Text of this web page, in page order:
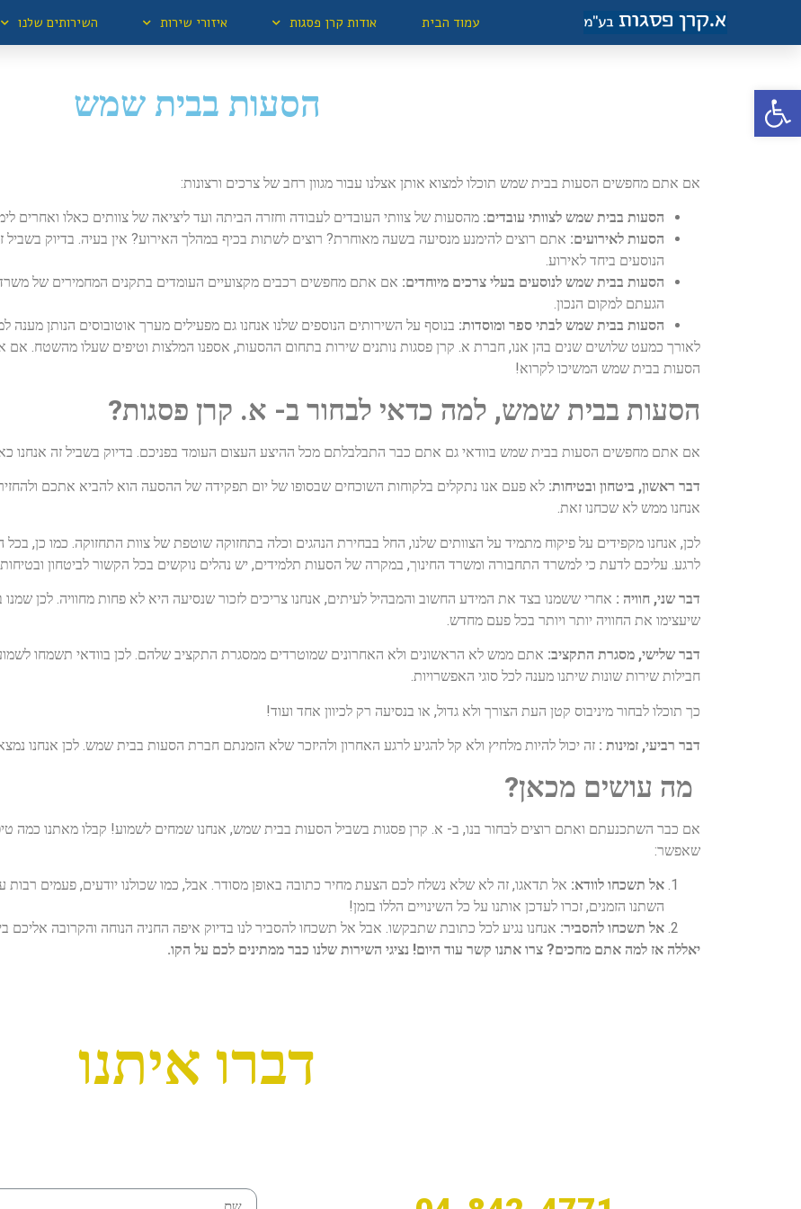
פתח סרגל נגישות
עמוד הבית אודות קרן פסגות איזורי שירות השירותים שלנו
הסעות בבית שמש
אם אתם מחפשים הסעות בבית שמש תוכלו למצוא אותן אצלנו עבור מגוון רחב של צרכים ורצונות:
הסעות בבית שמש לצוותי עובדים: מהסעות של צוותי העובדים לעבודה וחזרה הביתה ועד ליציאה של צוותים כאלו ואחרים
הסעות לאירועים: אתם רוצים להימנע מנסיעה בשעה מאוחרת? רוצים לשתות בכיף במהלך האירוע? אין בעיה. בדיוק
הנוסעים ביחד לאירוע.
הסעות בבית שמש לנוסעים בעלי צרכים מיוחדים: אם אתם מחפשים רכבים מקצועיים העומדים בתקנים המחמירים של
הגעתם למקום הנכון.
הסעות בבית שמש לבתי ספר ומוסדות: בנוסף על השירותים הנוספים שלנו אנחנו גם מפעילים מערך אוטובוסים הנותן מענה
לאורך כמעט שלושים שנים בהן אנו, חברת א. קרן פסגות נותנים שירות בתחום ההסעות, אספנו המלצות וטיפים שעלו מהשטח. אם
הסעות בבית שמש המשיכו לקרוא!
הסעות בבית שמש, למה כדאי לבחור ב- א. קרן פסגות?
אם אתם מחפשים הסעות בבית שמש בוודאי גם אתם כבר התבלבלתם מכל ההיצע העצום העומד בפניכם. בדיוק בשביל זה אנחנו
דבר ראשון, ביטחון ובטיחות: לא פעם אנו נתקלים בלקוחות השוכחים שבסופו של יום תפקידה של ההסעה הוא להביא אתכם
אנחנו ממש לא שכחנו זאת.
לכן, אנחנו מקפידים על פיקוח מתמיד על הצוותים שלנו, החל בבחירת הנהגים וכלה בתחזוקה שוטפת של צוות התחזוקה. כמו כן, בכל
לרגע. עליכם לדעת כי למשרד התחבורה ומשרד החינוך, במקרה של הסעות תלמידים, יש נהלים נוקשים בכל הקשור לביטחון
דבר שני, חוויה : אחרי ששמנו בצד את המידע החשוב והמבהיל לעיתים, אנחנו צריכים לזכור שנסיעה היא לא פחות מחוויה. לכן
שיעצימו את החוויה יותר ויותר בכל פעם מחדש.
דבר שלישי, מסגרת התקציב: אתם ממש לא הראשונים ולא האחרונים שמוטרדים ממסגרת התקציב שלהם. לכן בוודאי תשמחו לשמוע
חבילות שירות שונות שיתנו מענה לכל סוגי האפשרויות.
כך תוכלו לבחור מיניבוס קטן העת הצורך ולא גדול, או בנסיעה רק לכיוון אחד ועוד!
דבר רביעי, זמינות : זה יכול להיות מלחיץ ולא קל להגיע לרגע האחרון ולהיזכר שלא הזמנתם חברת הסעות בבית שמש. לכן אנחנו
מה עושים מכאן?
אם כבר השתכנעתם ואתם רוצים לבחור בנו, ב- א. קרן פסגות בשביל הסעות בבית שמש, אנחנו שמחים לשמוע! קבלו מאתנו כמה
שאפשר:
אל תשכחו לוודא: אל תדאגו, זה לא שלא נשלח לכם הצעת מחיר כתובה באופן מסודר. אבל, כמו שכולנו יודעים, פעמים רבות
השתנו הזמנים, זכרו לעדכן אותנו על כל השינויים הללו בזמן!
אל תשכחו להסביר: אנחנו נגיע לכל כתובת שתבקשו. אבל אל תשכחו להסביר לנו בדיוק איפה החניה הנוחה והקרובה אליכם
יאללה אז למה אתם מחכים? צרו אתנו קשר עוד היום! נציגי השירות שלנו כבר ממתינים לכם על הקו.
דברו איתנו